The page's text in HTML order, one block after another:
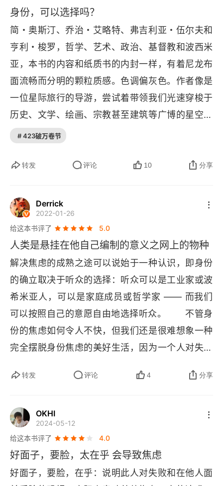
身份，可以选择吗？
简・奥斯汀、乔治・艾略特、弗吉利亚・伍尔夫和
亨利・梭罗，哲学、艺术、政治、基督教和波西米
亚，本书的内容和纸质书的内封一样，有着尼龙布
面流畅而分明的颗粒质感。色调偏灰色。作者像是
一位星际旅行的导游，尝试着带领我们光速穿梭于
历史、文学、绘画、宗教甚至建筑等广博的星空，
并留下属于自己的引力波。作者从历史大环境到贴
一样一层层切开历史长河中 "革新者" 们的思维模
的有用的东西来 ——"他们提供了好多富有说服力
和抚慰能力的事例来提醒我们，世界上并不是只有
一种方式…… 才能证明生活的成功"。书中花了大量
的篇幅剖析西方世界精英崇拜思想，作者想要表达
的，是更为深邃的 "身份"—— 社会身份分层的焦虑
—— 作为社会人应当如何建立价值观、容身立足的
问题。最后作者给出定义：的 "焦虑是我们承认在
成功生活和不成功生活之间存在着公共差异的时
候，必须付出的代价"。然后鼓励我们迈出 "身份不
焦虑"、"身份可选择" 的第一步，尝试改变或者挑
战社会理想化锚定，以个体小行星反射集体这颗恒
焦虑" 呢？它是写进基因系列的过去？还是进化着
的当下？未来又将如何？
探讨、阐释 "身份的焦虑" 这个问题呢？相信我们五
千年的脉络里，故事必然精彩。治愈焦虑的方式，
# 423破万卷节
转发 评论 10 分享
Derrick
2022-01-26
给这本书评了
5.0
人类是悬挂在他自己编制的意义之网上的物种
解决焦虑的成熟之途可以说始于一种认识，即身份
的确立取决于听众的选择：听众可以是工业家或波
希米亚人，可以是家庭成员或哲学家 —— 而我们
可以按照自己的意愿自由地选择听众。       不管身
份的焦虑如何令人不快，但我们还是很难想象一种
完全摆脱身份焦虑的美好生活，因为一个人对失败
定的追求，期待某些结果的出现，以及对自己以外
生活和不成功生活之间存在公共差异的时候，必须
疑的，但我们在满足对身份的需求时面临着诸多选
择，我们有自由认识到我们对蒙羞的忧虑完全取决
于一定的社会群体，我们充分理解和尊重这个社会
转发 评论 4 分享
OKHI
2024-05-12
给这本书评了
4.0
好面子，要脸，太在乎 会导致焦虑
好面子，要脸，在乎：说明此人对失败和在他人面